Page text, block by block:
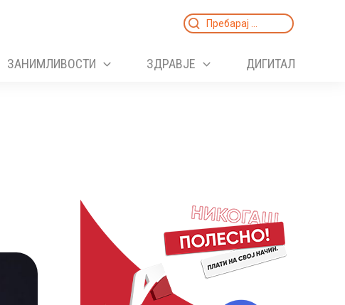
Search
ЗАНИМЛИВОСТИ ЗДРАВЈЕ ДИГИТАЛ